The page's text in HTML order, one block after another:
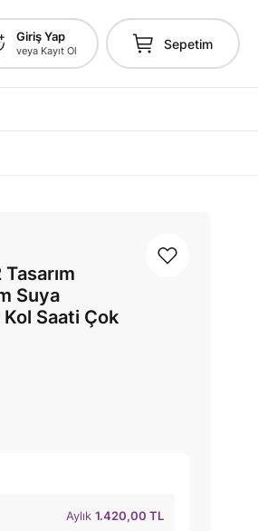
Giriş Yap
veya Kayıt Ol Sepetim
Suya
Kol Saati Çok
Aylık 1.420,00 TL